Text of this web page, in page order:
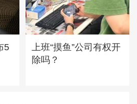
5
上班“摸鱼”公司有权开
除吗？